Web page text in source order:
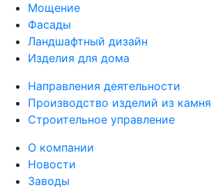
Мощение
Фасады
Ландшафтный дизайн
Изделия для дома
Направления деятельности
Производство изделий из камня
Строительное управление
О компании
Новости
Заводы